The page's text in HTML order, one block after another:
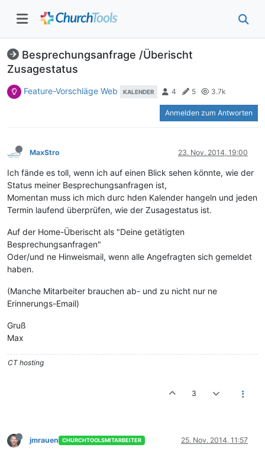
Besprechungsanfrage /Überischt
Zusagestatus
Feature-Vorschläge Web KALENDER 4 5 3.7k
Anmelden zum Antworten
MaxStro 23. Nov. 2014, 19:00
Ich fände es toll, wenn ich auf einen Blick sehen könnte, wie der
Status meiner Besprechungsanfragen ist,
Momentan muss ich mich durc hden Kalender hangeln und jeden
Termin laufend überprüfen, wie der Zusagestatus ist.
Auf der Home-Überischt als "Deine getätigten
Besprechungsanfragen"
Oder/und ne Hinweismail, wenn alle Angefragten sich gemeldet
haben.
(Manche Mitarbeiter brauchen ab- und zu nicht nur ne
Erinnerungs-Email)
Gruß
Max
CT hosting
3
jmrauen CHURCHTOOLSMITARBEITER 25. Nov. 2014, 11:57